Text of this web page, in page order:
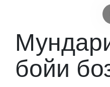
бойи